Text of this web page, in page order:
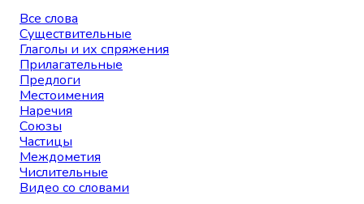
Все слова
Существительные
Глаголы и их спряжения
Прилагательные
Предлоги
Местоимения
Наречия
Союзы
Частицы
Междометия
Числительные
Видео со словами